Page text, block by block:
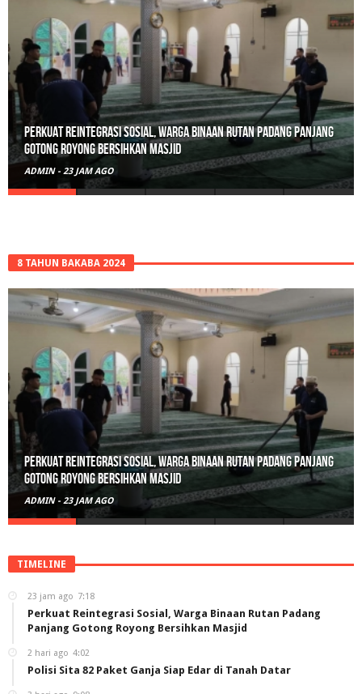
Perkuat Reintegrasi Sosial, Warga Binaan Rutan Padang Panjang
Gotong Royong Bersihkan Masjid
ADMIN - 23 JAM AGO
8 TAHUN BAKABA 2024
Perkuat Reintegrasi Sosial, Warga Binaan Rutan Padang Panjang
Gotong Royong Bersihkan Masjid
ADMIN - 23 JAM AGO
TIMELINE
23 jam ago 7:18
Perkuat Reintegrasi Sosial, Warga Binaan Rutan Padang
Panjang Gotong Royong Bersihkan Masjid
2 hari ago 4:02
Polisi Sita 82 Paket Ganja Siap Edar di Tanah Datar